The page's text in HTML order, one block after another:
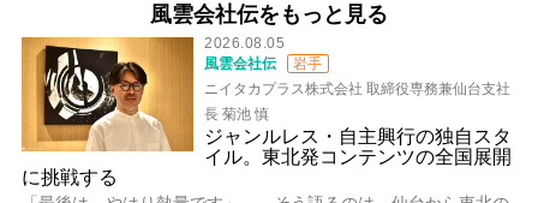
風雲会社伝をもっと見る
2026.08.05
風雲会社伝
岩手
ニイタカプラス株式会社 取締役専務兼仙台支社
長 菊池 慎
ジャンルレス・自主興行の独自スタ
イル。東北発コンテンツの全国展開
に挑戦する